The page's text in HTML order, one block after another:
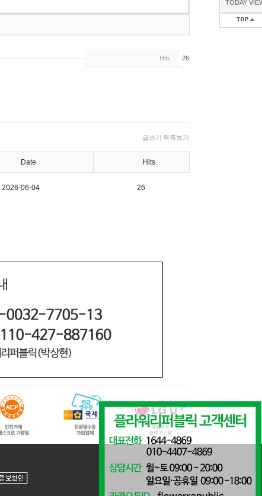
TODAY
Hits :
26
글쓰기 목록보기
Date Hits
2026-06-04 26